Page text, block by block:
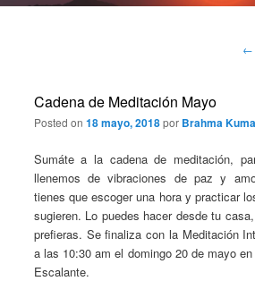
←
Cadena de Meditación Mayo
Posted on 18 mayo, 2018por Brahma
Sumáte a la cadena de meditación,
llenemos de vibraciones de paz y
tienes que escoger una hora y practicar
sugieren. Lo puedes hacer desde tu
prefieras. Se finaliza con la Meditación
a las 10:30 am el domingo 20 de mayo
Escalante.